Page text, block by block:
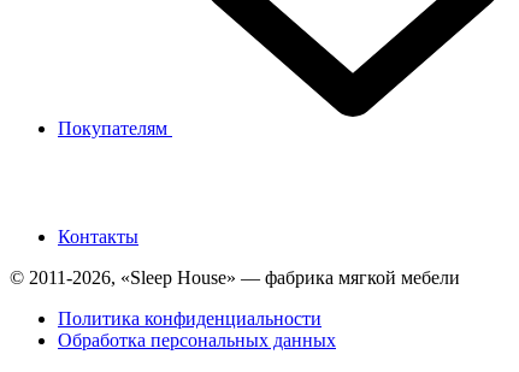
Покупателям
Контакты
© 2011-2026, «Sleep House» — фабрика мягкой мебели
Политика конфиденциальности
Обработка персональных данных